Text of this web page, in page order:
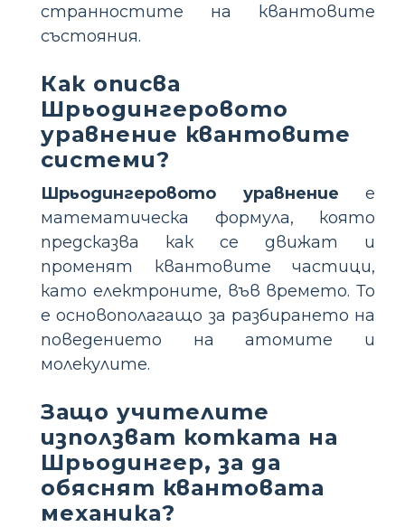
странностите на квантовите
състояния.
Как описва
Шрьодингеровото
уравнение квантовите
системи?
Шрьодингеровото уравнение е
математическа формула, която
предсказва как се движат и
променят квантовите частици,
като електроните, във времето. То
е основополагащо за разбирането на
поведението на атомите и
молекулите.
Защо учителите
използват котката на
Шрьодингер, за да
обяснят квантовата
механика?